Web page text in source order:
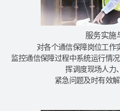
服务实施
对各个通信保障岗位工作
监控通信保障过程中系统运行情
挥调度现场人力
紧急问题及时有效